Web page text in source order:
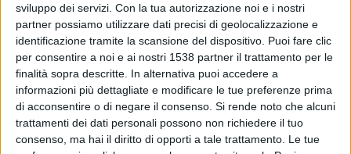
sviluppo dei servizi. Con la tua autorizzazione noi e i nostri
partner possiamo utilizzare dati precisi di geolocalizzazione e
identificazione tramite la scansione del dispositivo. Puoi fare clic
per consentire a noi e ai nostri 1538 partner il trattamento per le
finalità sopra descritte. In alternativa puoi accedere a
informazioni più dettagliate e modificare le tue preferenze prima
di acconsentire o di negare il consenso. Si rende noto che alcuni
trattamenti dei dati personali possono non richiedere il tuo
consenso, ma hai il diritto di opporti a tale trattamento. Le tue
Skizzo Smith da 10 anni fa musica hip hop e lo scorso
anno il videoclip di “Nella nostra città“ girato
tra Pescara e Milano ha ottenuto oltre centomila
visualizzazioni.